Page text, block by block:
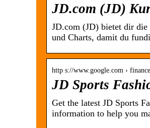
JD.com (JD)
JD.com (JD) bietet dir
und Charts, damit du
http s://www.google.com ›
JD Sports
Get the latest JD Sports
information to help you